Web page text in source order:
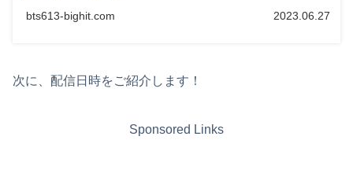
bts613-bighit.com 2023.06.27
次に、配信日時をご紹介します！
Sponsored Links